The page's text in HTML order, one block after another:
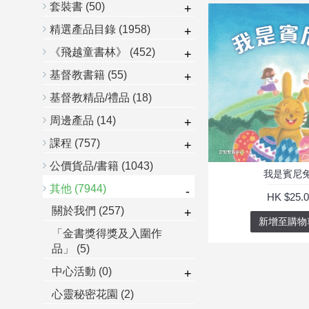
套裝書 (50) +
精選產品目錄 (1958) +
《飛越童書林》 (452) +
基督教書籍 (55) +
基督教精品/禮品 (18)
周邊產品 (14) +
課程 (757) +
公價貨品/書籍 (1043)
其他 (7944) -
關於我們 (257) +
「金書獎得獎及入圍作
品」 (5)
中心活動 (0) +
心靈秘密花園 (2)
我是賓尼
HK $25.0
新增至購物